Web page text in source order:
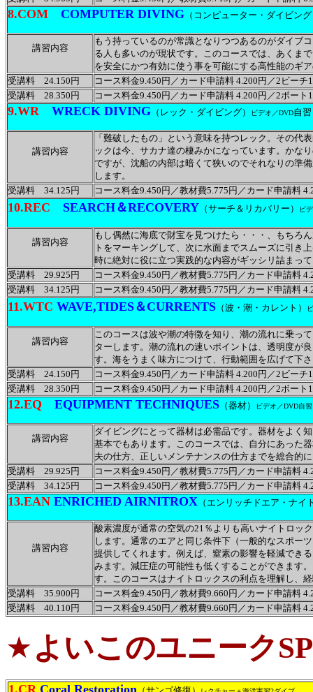
8.COM COMPUTER DIVING （コンピューター・ダイビン
講習内容
もう持っているのが常識となりつつあるのがダイブ
る人も多いのが現状です。このコースでは、あくま
を安全にかつ有効に使う事を可能にする高性能のギ
受講料 24.150円
コース料金9.450円／カード申請料 4.200円／2ビーチ
受講料 28.350円
コース料金9.450円／カード申請料 4.200円／2ボート
9.WR WRECK DIVING （レック・ダイビング） ビデオ／DVD自
講習内容
「難破したもの」という意味を持つレック。その代
ックは今、サカナ達の棲みかになっています。かな
ですが、沈船の内部は暗くて狭いのでそれなりの準
します。
受講料 34.125円
コース料金9.450円／教材費5.775円／カード申請料
10.REC SEARCH＆RECOVERY （サーチ＆リカバリー） ビ
講習内容
もし偶然に海底で財宝を見つけたら・・・、もちろ
トをマーキングして、次に水面までスムーズに引き
時に絶対に役に立つ実践的な内容がギッシリ詰まっ
受講料 29.925円
コース料金9.450円／教材費5.775円／カード申請料
受講料 34.125円
コース料金9.450円／教材費5.775円／カード申請料
11.WTC WAVE,TIDES＆CURRENTS （波・潮・カレント）
講習内容
このコースは波や潮の特徴を知り、潮の流れに乗っ
ターします。潮の流れの速いポイントは、透明度が
す。海をうまく味方につけて、行動範囲を広げて下
受講料 24.150円
コース料金9.450円／カード申請料 4.200円／2ビーチ
受講料 28.350円
コース料金9.450円／カード申請料 4.200円／2ボート
12.EQ EQUIPMENT TECHNIQUES （器材） ビデオ／DVD自
講習内容
ダイビングにとって器材は必需品です。器材をよく
基本でもあります。このコースでは、自分にあった
夫の仕方、正しいメンテナンスの仕方までを総合的
受講料 29.925円
コース料金9.450円／教材費5.775円／カード申請料
受講料 34.125円
コース料金9.450円／教材費5.775円／カード申請料
13.EAN ENRICHED AIRNITROX （エンリッチドエア・ナイ
講習内容
酸素濃度が通常の空気の21％よりも高いナイトロッ
します。通常のエアと同じ条件下（一般的なスポー
提供してくれます。例えば、窒素の影響を軽減でき
みます。減圧症の可能性も低くすることができます
す。このコースはナイトロックスの利点を理解し、
受講料 35.900円
コース料金9.450円／教材費9.660円／カード申請料
受講料 40.110円
コース料金9.450円／教材費9.660円／カード申請料
★よいこのユニークSP
1.CR Coral Restoration